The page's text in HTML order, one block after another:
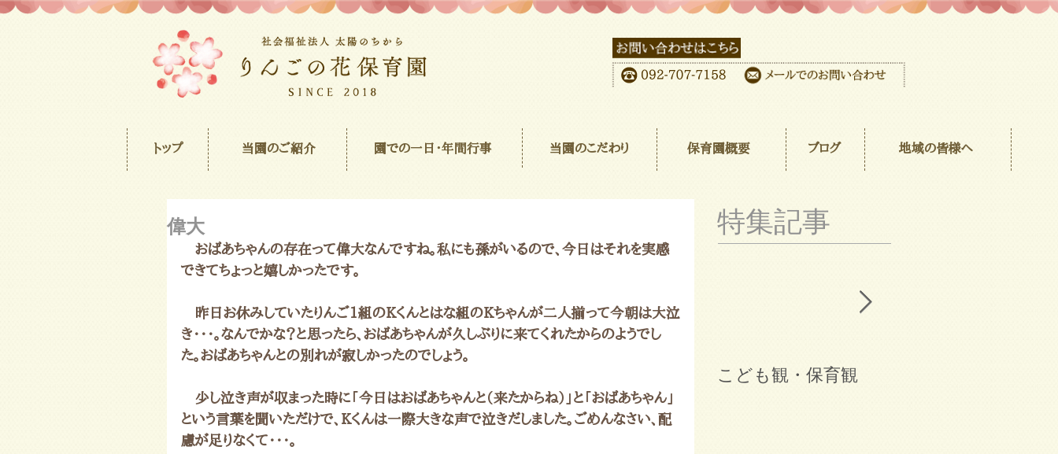
トップ 当園のご紹介 園での一日･年間行事 当園のこだわり 保育園概要 ブログ 地域の皆様へ
偉大
おばあちゃんの存在って偉大なんですね。私にも孫がいるので、今日はそれを実感
できてちょっと嬉しかったです。
昨日お休みしていたりんご1組のKくんとはな組のKちゃんが二人揃って今朝は大泣
き・・・。なんでかな？と思ったら、おばあちゃんが久しぶりに来てくれたからのようでし
た。おばあちゃんとの別れが寂しかったのでしょう。
少し泣き声が収まった時に「今日はおばあちゃんと（来たからね）」と「おばあちゃん」
という言葉を聞いただけで、Kくんは一際大きな声で泣きだしました。ごめんなさい、配
慮が足りなくて・・・。
特集記事
こども観・保育観